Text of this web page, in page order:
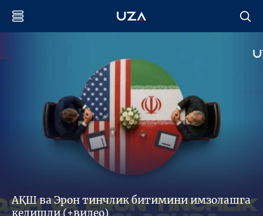
АҚШ ва Эрон тинчлик битимини имзолашга
келишди (+видео)